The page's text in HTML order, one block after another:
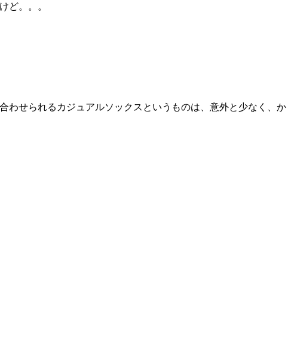
ど。。。
わせられるカジュアルソックスというものは、意外と少なく、か